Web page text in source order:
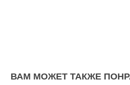
ВАМ МОЖЕТ ТАКЖЕ